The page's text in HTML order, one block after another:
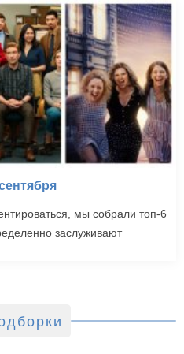
мы собрали топ-6
заслуживают